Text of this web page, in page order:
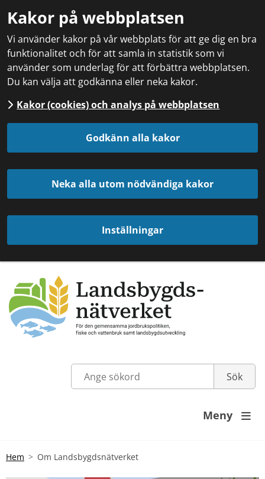
Kakor på webbplatsen
Vi använder kakor på vår webbplats för att ge dig en bra
funktionalitet och för att samla in statistik som vi
använder som underlag för att förbättra webbplatsen.
Du kan välja att godkänna eller neka kakor.
Kakor (cookies) och analys på webbplatsen
Godkänn alla kakor
Neka alla utom nödvändiga kakor
Inställningar
Meny 
Hem Om Landsbygdsnätverket